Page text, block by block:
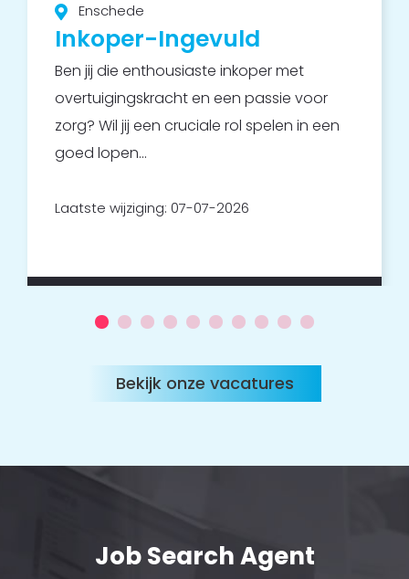
Enschede
Inkoper-Ingevuld
Ben jij die enthousiaste inkoper met
overtuigingskracht en een passie voor
zorg? Wil jij een cruciale rol spelen in een
goed lopen...
Laatste wijziging: 07-07-2026
Bekijk onze vacatures
Job Search Agent